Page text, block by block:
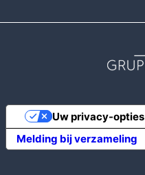
Melding bij verzameling
Uw privacy-opties